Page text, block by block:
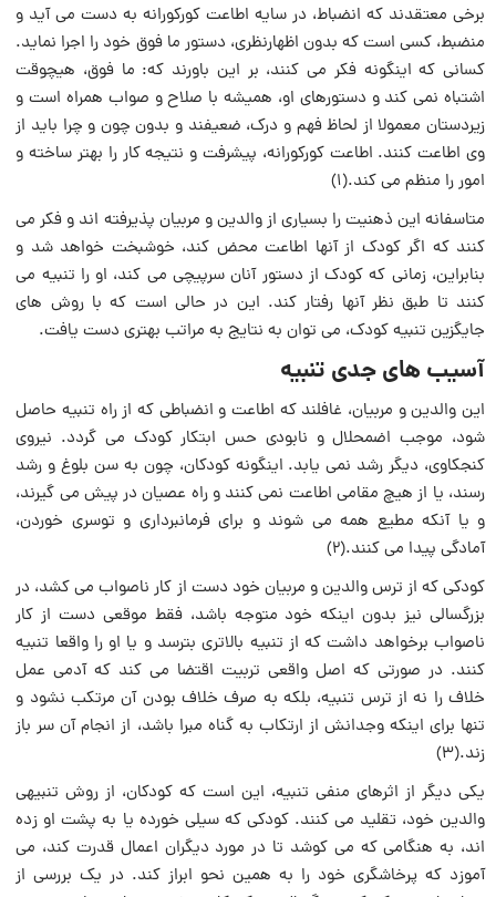
برخی معتقدند که انضباط، در سایه اطاعت کورکورانه به دست مى آید و
منضبط، کسی است که بدون اظهارنظرى، دستور ما فوق خود را اجرا نماید.
کسانی که اینگونه فکر می کنند، بر این باورند که: ما فوق، هیچوقت
اشتباه نمی کند و دستورهای او، همیشه با صلاح و صواب همراه است و
زیردستان معمولا از لحاظ فهم و درک، ضعیفند و بدون چون و چرا باید از
وی اطاعت کنند. اطاعت کورکورانه، پیشرفت و نتیجه کار را بهتر ساخته و
امور را منظم می کند.(۱)
متاسفانه این ذهنیت را بسیاری از والدین و مربیان پذیرفته ‏اند و فکر می
کنند که اگر کودک از آنها اطاعت محض کند، خوشبخت ‏خواهد شد و
بنابراین، زمانی که کودک‏ از دستور آنان سرپیچى می کند، او را تنبیه می
کنند تا طبق نظر آنها رفتار کند. این در حالی است که با روش های
جایگزین تنبیه کودک، می توان به نتایج به مراتب بهتری دست یافت.
آسیب های جدی تنبیه
این والدین و مربیان، غافلند که اطاعت و انضباطی که از راه تنبیه حاصل
شود، موجب اضمحلال و نابودى حس ابتکار کودک می گردد. نیروی
کنجکاوى، دیگر رشد نمی یابد. اینگونه کودکان، چون به سن بلوغ و رشد
رسند، یا از هیچ مقامی اطاعت نمی کنند و راه عصیان در پیش می گیرند،
و یا آنکه مطیع همه مى شوند و براى فرمانبرداری و توسرى خوردن،
آمادگى پیدا می کنند.(۲)
کودکی که از ترس والدین و مربیان خود دست از کار ناصواب می کشد، در
بزرگسالى نیز بدون اینکه خود متوجه باشد، فقط موقعى دست از کار
ناصواب برخواهد داشت که از تنبیه بالاترى بترسد و یا او را واقعا تنبیه
کنند. در صورتی که اصل واقعی تربیت اقتضا می کند که آدمى عمل
خلاف را نه از ترس تنبیه، بلکه به صرف خلاف بودن آن مرتکب نشود و
تنها برای اینکه وجدانش از ارتکاب به‏ گناه مبرا باشد، از انجام آن سر باز
زند.(۳)
یکى دیگر از اثرهاى منفی تنبیه، این است که کودکان، از روش تنبیهی
والدین خود، تقلید می کنند. کودکی که سیلى خورده یا به پشت او زده
اند، به هنگامی که می کوشد تا در مورد دیگران اعمال قدرت کند، مى
آموزد که پرخاشگرى خود را به همین نحو ابراز کند. در یک بررسی از